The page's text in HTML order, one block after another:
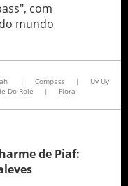
com
mundo
| Compass |
Uy Uy
Do Role |
Flora
de Piaf: